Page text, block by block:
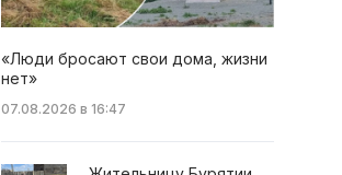
«Люди бросают свои дома, жизни
нет»
07.08.2026 в 16:47